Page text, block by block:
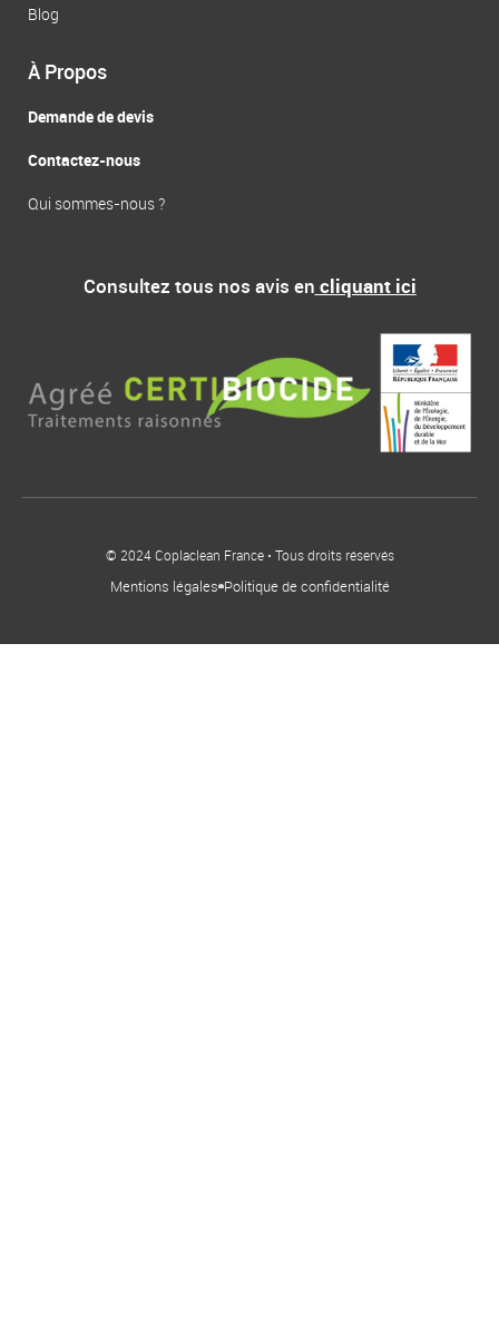
Blog
À Propos
Demande de devis
Contactez-nous
Qui sommes-nous ?
Consultez tous nos avis en cliquant ici
© 2024 Coplaclean France • Tous droits réservés
Mentions légales Politique de confidentialité